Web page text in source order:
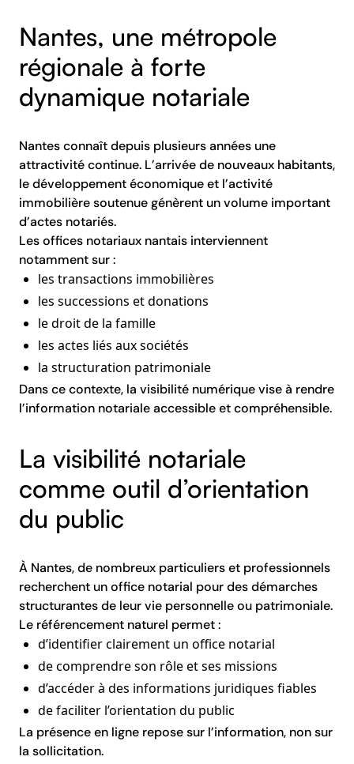
Nantes, une métropole
régionale à forte
dynamique notariale
Nantes connaît depuis plusieurs années une
attractivité continue. L’arrivée de nouveaux habitants,
le développement économique et l’activité
immobilière soutenue génèrent un volume important
d’actes notariés.
Les offices notariaux nantais interviennent
notamment sur :
les transactions immobilières
les successions et donations
le droit de la famille
les actes liés aux sociétés
la structuration patrimoniale
Dans ce contexte, la visibilité numérique vise à rendre
l’information notariale accessible et compréhensible.
La visibilité notariale
comme outil d’orientation
du public
À Nantes, de nombreux particuliers et professionnels
recherchent un office notarial pour des démarches
structurantes de leur vie personnelle ou patrimoniale.
Le référencement naturel permet :
d’identifier clairement un office notarial
de comprendre son rôle et ses missions
d’accéder à des informations juridiques fiables
de faciliter l’orientation du public
La présence en ligne repose sur l’information, non sur
la sollicitation.